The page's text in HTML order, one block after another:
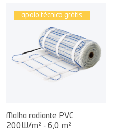
apoio técnico grátis
Malha radiante PVC
200W/m² - 6,0 m²